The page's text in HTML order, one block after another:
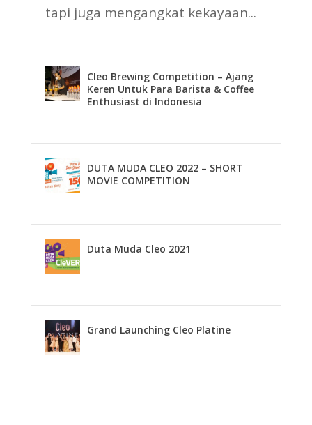
tapi juga mengangkat kekayaan...
Cleo Brewing Competition – Ajang
Keren Untuk Para Barista & Coffee
Enthusiast di Indonesia
DUTA MUDA CLEO 2022 – SHORT
MOVIE COMPETITION
Duta Muda Cleo 2021
Grand Launching Cleo Platine